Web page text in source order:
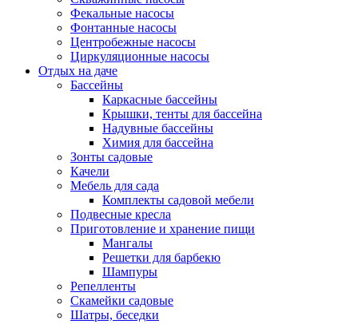
Фекальные насосы
Фонтанные насосы
Центробежные насосы
Циркуляционные насосы
Отдых на даче
Бассейны
Каркасные бассейны
Крышки, тенты для бассейна
Надувные бассейны
Химия для бассейна
Зонты садовые
Качели
Мебель для сада
Комплекты садовой мебели
Подвесные кресла
Приготовление и хранение пищи
Мангалы
Решетки для барбекю
Шампуры
Репелленты
Скамейки садовые
Шатры, беседки